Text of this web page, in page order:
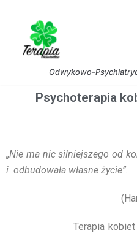
treści
Odwykowo-
Psychoterapia
„Nie ma nic silniejszego od
i odbudowała własne życie”.
Terapia kobiet